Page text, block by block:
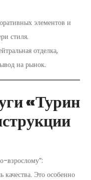
элементов и
стиля.
отделка,
на рынок.
«Турин
взрослому”:
качества. Это особенно